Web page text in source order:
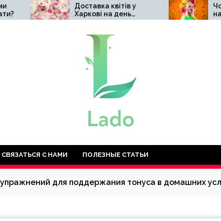
Доставка квітів у
Харкові на день
народження: топ-10
Чому варто
натуральну
косметику
СВЯЗАТЬСЯ С НАМИ ПОЛЕЗНЫЕ СТАТЬИ
для поддержания тонуса в домашних